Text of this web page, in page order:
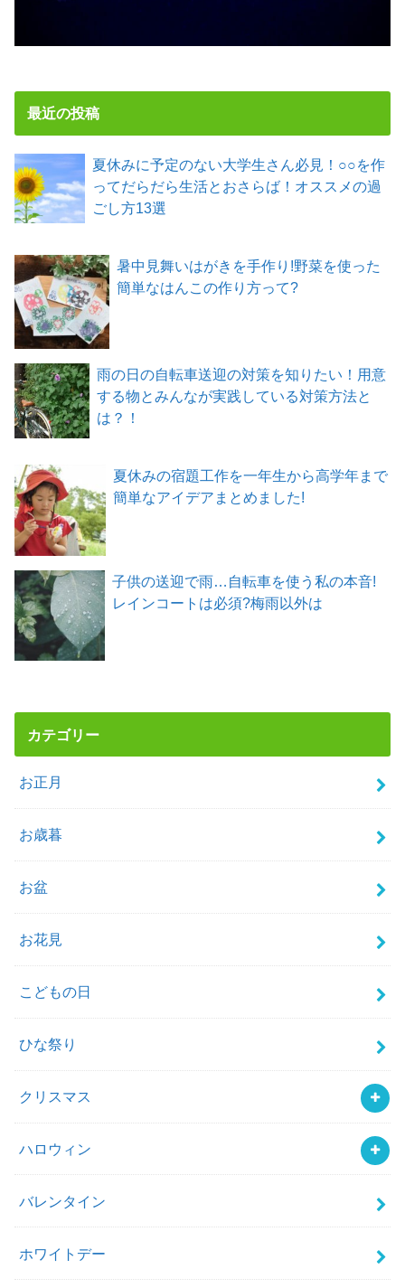
最近の投稿
夏休みに予定のない大学生さん必見！○○を作
ってだらだら生活とおさらば！オススメの過
ごし方13選
暑中見舞いはがきを手作り!野菜を使った
簡単なはんこの作り方って?
雨の日の自転車送迎の対策を知りたい！用意
する物とみんなが実践している対策方法と
は？！
夏休みの宿題工作を一年生から高学年まで
簡単なアイデアまとめました!
子供の送迎で雨…自転車を使う私の本音!
レインコートは必須?梅雨以外は
カテゴリー
お正月
お歳暮
お盆
お花見
こどもの日
ひな祭り
クリスマス
ハロウィン
バレンタイン
ホワイトデー